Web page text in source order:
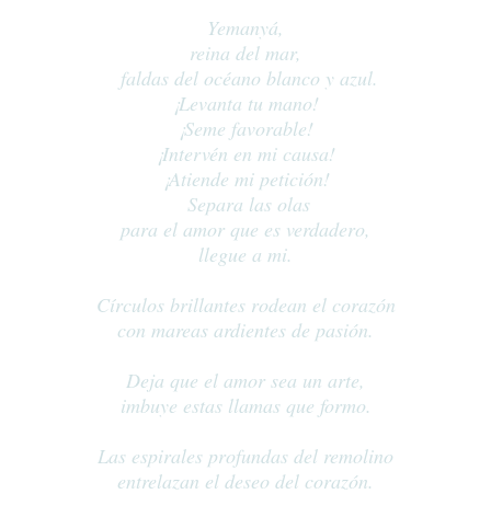
Yemanyá,
reina del mar,
faldas del océano blanco y azul.
¡Levanta tu mano!
¡Seme favorable!
¡Intervén en mi causa!
¡Atiende mi petición!
Separa las olas
para el amor que es verdadero,
llegue a mi.
Círculos brillantes rodean el corazón
con mareas ardientes de pasión.
Deja que el amor sea un arte,
imbuye estas llamas que formo.
Las espirales profundas del remolino
entrelazan el deseo del corazón.